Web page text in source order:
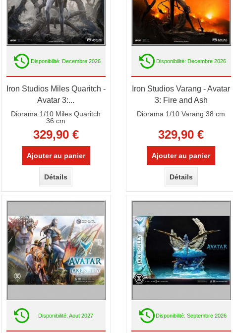
Disponibilité: Decembre 2026
Iron Studios Miles Quaritch -
Avatar 3:...
Diorama 1/10 Miles Quaritch
36 cm
329,90 €
Ajouter au panier
Détails
Disponibilité: Decembre 2026
Iron Studios Varang - Avatar
3: Fire and Ash
Diorama 1/10 Varang 38 cm
329,90 €
Ajouter au panier
Détails
Disponibilité: Aout 2027 Disponibilité: Septembre 2026